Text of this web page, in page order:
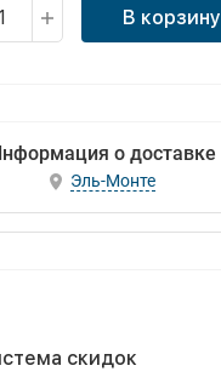
В корзину
о доставке
Эль-Монте
скидок